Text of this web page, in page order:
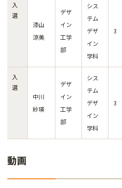
入
選
漆山
涼美
デザ
イン
工学
部
シス
テム
デザ
イン
学科
3
入
選
中川
紗瑛
デザ
イン
工学
部
シス
テム
デザ
イン
学科
3
動画